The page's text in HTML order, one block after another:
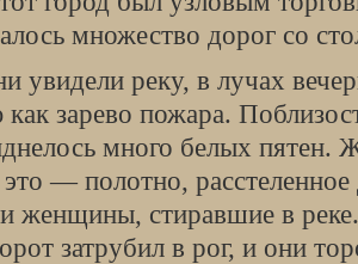
множество дорог со
увидели реку, в лучах
зарево пожара.
много белых пятен.
— полотно, расстеленное
женщины, стиравшие в
затрубил в рог, и они